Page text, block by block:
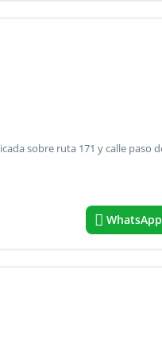
WhatsApp